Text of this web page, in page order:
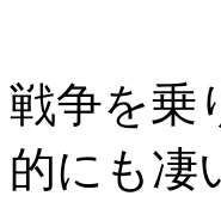
戦争を乗
的にも凄